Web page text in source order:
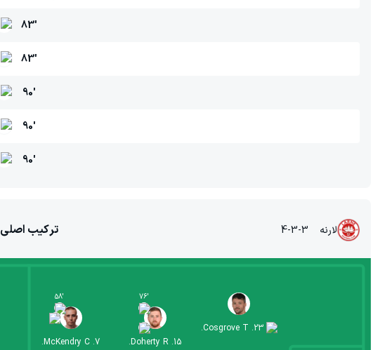
83'
83'
90'
90'
90'
ترکیب اصلی لارنه 4-3-3
23
.
Cosgrove T.
15
.
Doherty R.
76'
7
.
McKendry C.
58'